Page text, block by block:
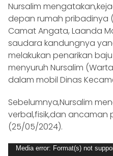
Nursalim
depan rumah pribadinya
Camat Angata, Laanda
saudara kandungnya
melakukan penarikan
menyuruh Nursalim
dalam mobil Dinas
Sebelumnya,Nursalim
verbal,fisik,dan ancaman
(25/05/2024).
Video
Media error: Format(s) not